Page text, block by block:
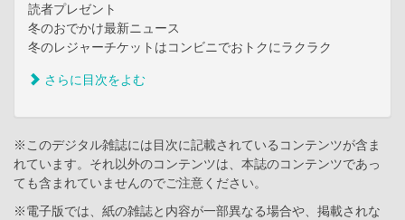
読者プレゼント
冬のおでかけ最新ニュース
冬のレジャーチケットはコンビニでおトクにラクラク
さらに目次をよむ
※このデジタル雑誌には目次に記載されているコンテンツが含ま
れています。それ以外のコンテンツは、本誌のコンテンツであっ
ても含まれていませんのでご注意ください。
※電子版では、紙の雑誌と内容が一部異なる場合や、掲載されな